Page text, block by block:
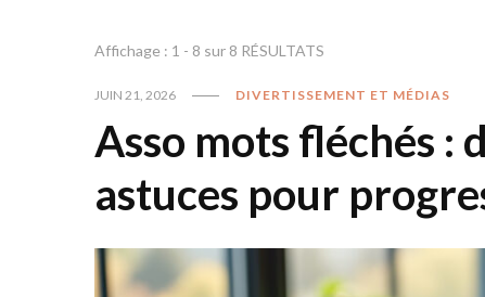
Affichage : 1 - 8 sur 8 RÉSULTATS
JUIN 21, 2026 DIVERTISSEMENT ET MÉDIAS
Asso mots fléchés :
astuces pour